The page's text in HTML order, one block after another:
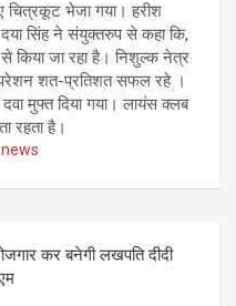
चित्रकूट भेजा गया। हरीश
सिंह ने संयुक्तरुप से कहा कि,
से किया जा रहा है। निशुल्क नेत्र
शत-प्रतिशत सफल रहे ।
मुफ्त दिया गया। लायंस क्लब
रहता है।
कर बनेगी लखपति दीदी